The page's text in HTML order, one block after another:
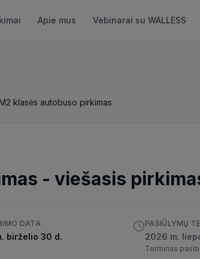
Apie mus Vebinarai su WALLESS
klasės autobuso pirkimas
- viešasis
DATA
birželio 30 d.
PASIŪLYMŲ
2026 m.
Terminas